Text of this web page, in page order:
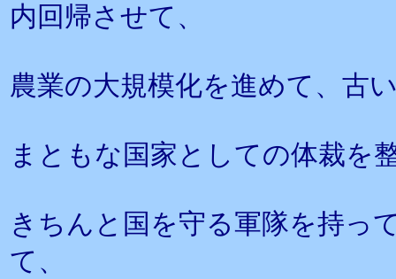
内回帰させて、
農業の大規模化を進めて、古
まともな国家としての体裁を
きちんと国を守る軍隊を持っ
て、